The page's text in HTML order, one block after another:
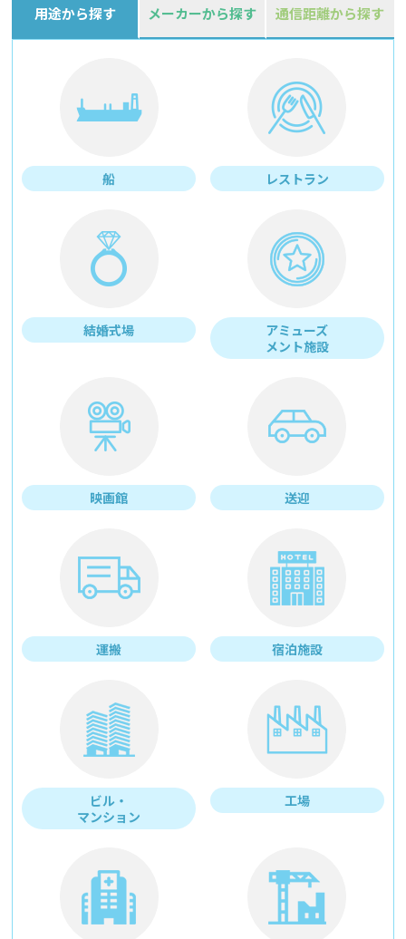
用途から探す メーカーから探す 通信距離から探す
船 レストラン
結婚式場
アミューズ
メント施設
映画館 送迎
運搬 宿泊施設
ビル・
マンション
工場